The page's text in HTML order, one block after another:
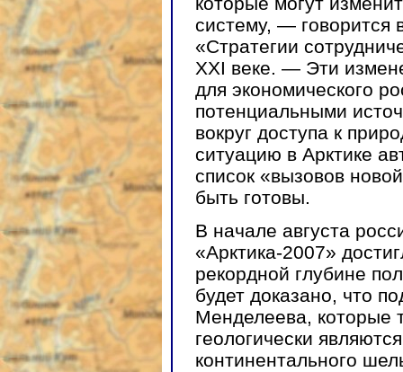
систему, —
«Стратегии
XXI веке. — Эти
для экономического
потенциальными
вокруг доступа к
ситуацию в Арктике
список «вызовов
быть готовы.
В начале августа
«Арктика-2007»
рекордной глубине
будет доказано, что
Менделеева, которые
геологически
континентального